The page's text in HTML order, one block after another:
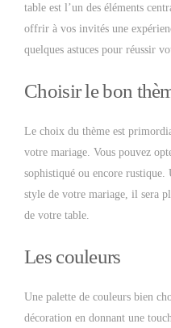
table est l’un des éléments
offrir à vos invités une
quelques astuces pour réussir
Choisir le bon
Le choix du thème est
votre mariage. Vous pouvez
sophistiqué ou encore
style de votre mariage, il sera
de votre table.
Les couleurs
Une palette de couleurs bien
décoration en donnant une